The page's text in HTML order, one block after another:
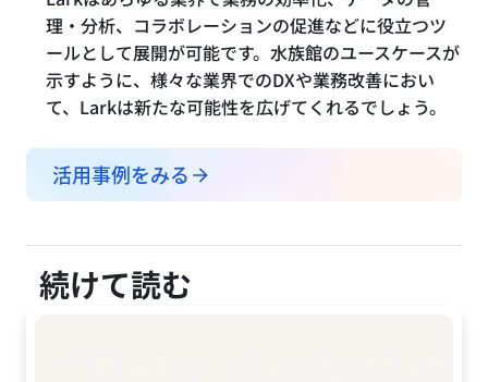
理・分析、コラボレーションの促進などに役立つツ
ールとして展開が可能です。水族館のユースケースが
示すように、様々な業界でのDXや業務改善におい
て、Larkは新たな可能性を広げてくれるでしょう。
活用事例をみる
続けて読む